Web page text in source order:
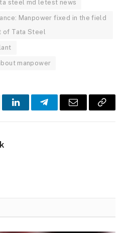
steel md letest news
Manpower fixed in the field
of Tata Steel
manpower
LinkedInTelegramEmail
Copy